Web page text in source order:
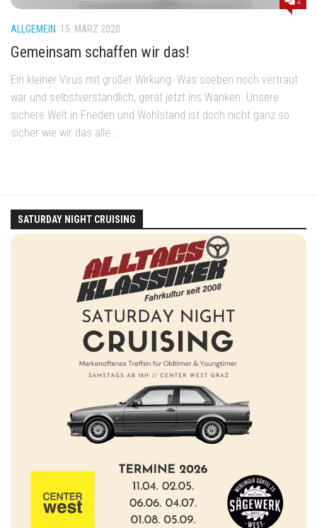
ALLGEMEIN 15. MÄRZ 2020
Gemeinsam schaffen wir das!
Ein kleiner Virus mit großer Wirkung. Was soeben noch vertraut
war und selbstverständlich, gerät jetzt ins Wanken. Unsere
sichere Welt in Frieden und Wohlstand ist doch nicht ganz so
sicher wie wir das alle...
SATURDAY NIGHT CRUISING